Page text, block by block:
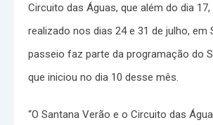
Circuito das Águas, que além do dia
realizado nos dias 24 e 31 de julho, em
passeio faz parte da programação do
que iniciou no dia 10 desse mês.
“O Santana Verão e o Circuito das